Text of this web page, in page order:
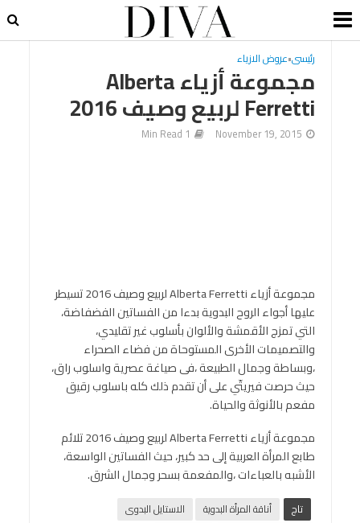
رئيسى•عروض الازياء
مجموعة أزياء Alberta
Ferretti لربيع وصيف 2016
November 19, 2015
1 Min Read
مجموعة أزياء Alberta Ferretti لربيع وصيف 2016 تسيطر
عليها أجواء الروح البدوية بدءا من الفساتين الفضفاضة،
التي تمزج الأقمشة والألوان بأسلوب غير تقليدي،
والتصميمات الأخرى المستوحاة من فضاء الصحراء
،وبساطة وجمال الطبيعة ،فى صياغة عصرية واسلوب راق،
حيث حرصت فيريتّي على أن تقدم ذلك كله باسلوب رقيق
مفعم بالأنوثة والحياة.
مجموعة أزياء Alberta Ferretti لربيع وصيف 2016 تلائم
طابع المرأة العربية إلى حد كبير، حيث الفساتين الواسعة،
الأشبه بالعباءات ،والمفعمة بسحر وجمال الشرق.
تاج أناقة المرأة البدوية
الاستايل البدوى